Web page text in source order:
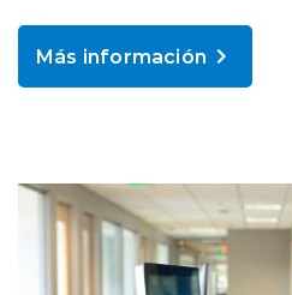
Más información